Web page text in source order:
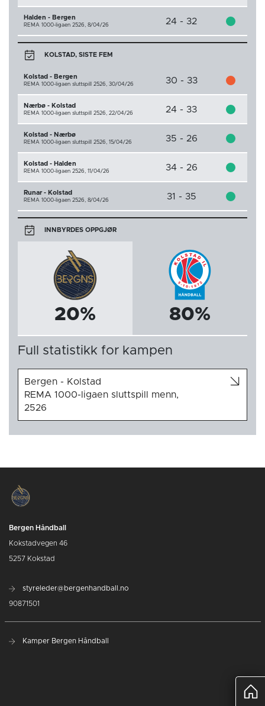
Halden - Bergen
REMA 1000-ligaen 2526, 8/04/26 24 - 32
KOLSTAD, SISTE FEM
Kolstad - Bergen
REMA 1000-ligaen sluttspill 2526, 30/04/26 30 - 33
Nærbø - Kolstad
REMA 1000-ligaen sluttspill 2526, 22/04/26 24 - 33
Kolstad - Nærbø
REMA 1000-ligaen sluttspill 2526, 15/04/26 35 - 26
Kolstad - Halden
REMA 1000-ligaen 2526, 11/04/26 34 - 26
Runar - Kolstad
REMA 1000-ligaen 2526, 8/04/26 31 - 35
INNBYRDES OPPGJØR
20% 80%
Full statistikk for kampen
Bergen - Kolstad
REMA 1000-ligaen sluttspill menn,
2526
Bergen Håndball
Kokstadvegen 46
5257 Kokstad
styreleder@bergenhandball.no
90871501
Kamper Bergen Håndball